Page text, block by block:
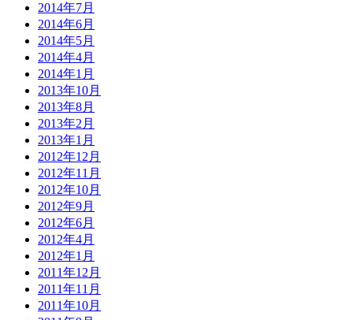
2014年7月
2014年6月
2014年5月
2014年4月
2014年1月
2013年10月
2013年8月
2013年2月
2013年1月
2012年12月
2012年11月
2012年10月
2012年9月
2012年6月
2012年4月
2012年1月
2011年12月
2011年11月
2011年10月